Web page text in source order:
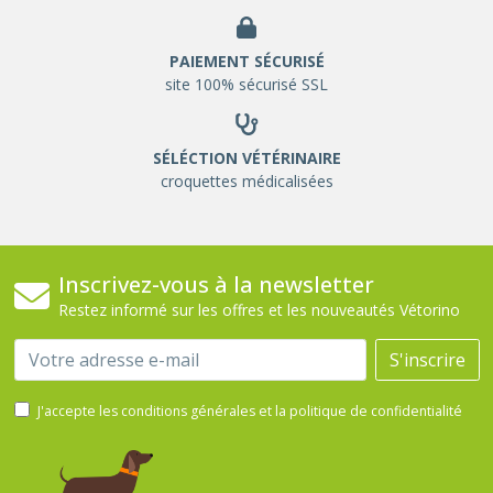
PAIEMENT SÉCURISÉ
site 100% sécurisé SSL
SÉLÉCTION VÉTÉRINAIRE
croquettes médicalisées
Inscrivez-vous à la newsletter
Restez informé sur les offres et les nouveautés Vétorino
Email S'inscrire
J'accepte les conditions générales et la politique de confidentialité